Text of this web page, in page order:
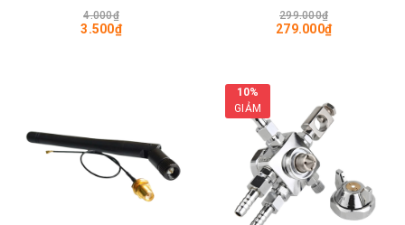
4.000₫
3.500₫
299.000₫
279.000₫
10%
GIẢM